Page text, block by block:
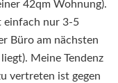
42qm Wohnung).
einfach nur 3-5
Büro am nächsten
Meine Tendenz
vertreten ist gegen